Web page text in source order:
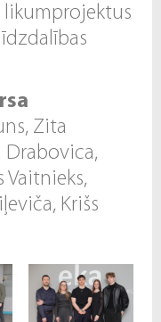
likumprojektus
Zita
Drabovica,
Vaitnieks,
Krišs